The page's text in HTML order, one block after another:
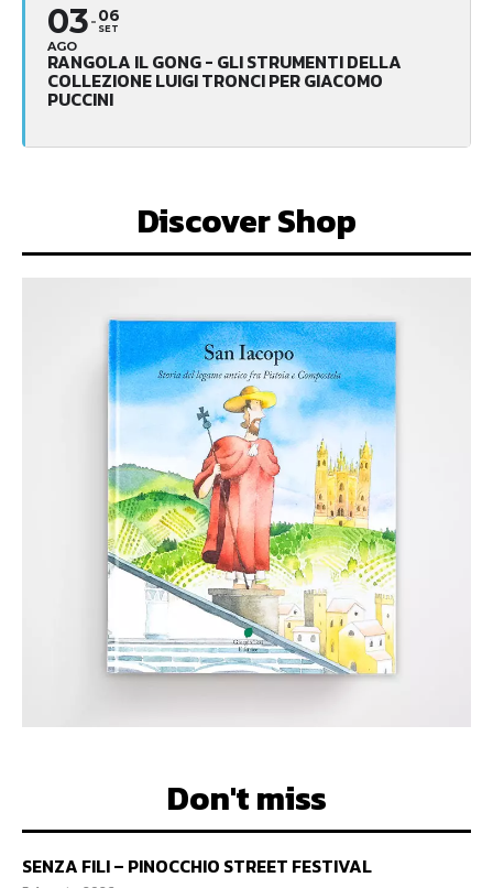
03
AGO
06
SET
RANGOLA IL GONG - GLI STRUMENTI DELLA
COLLEZIONE LUIGI TRONCI PER GIACOMO
PUCCINI
Discover Shop
Don't miss
SENZA FILI – PINOCCHIO STREET FESTIVAL